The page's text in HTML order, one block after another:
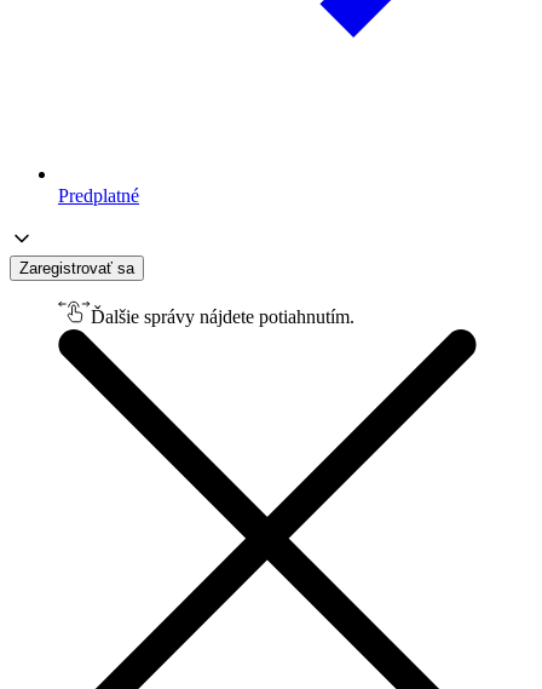
Predplatné
Zaregistrovať sa
Ďalšie správy nájdete potiahnutím.